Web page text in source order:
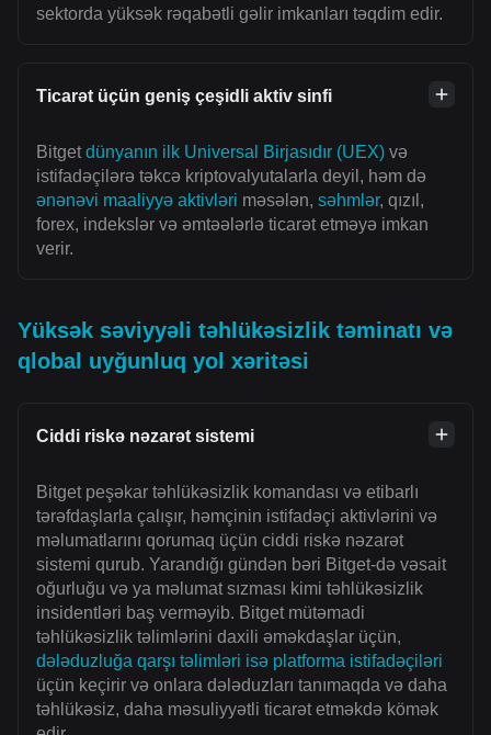
sektorda yüksək rəqabətli gəlir imkanları təqdim edir.
Ticarət üçün geniş çeşidli aktiv sinfi
Bitget dünyanın ilk Universal Birjasıdır (UEX) və
istifadəçilərə təkcə kriptovalyutalarla deyil, həm də
ənənəvi maaliyyə aktivləri məsələn, səhmlər, qızıl,
forex, indekslər və əmtəələrlə ticarət etməyə imkan
verir.
Yüksək səviyyəli təhlükəsizlik təminatı və
qlobal uyğunluq yol xəritəsi
Ciddi riskə nəzarət sistemi
Bitget peşəkar təhlükəsizlik komandası və etibarlı
tərəfdaşlarla çalışır, həmçinin istifadəçi aktivlərini və
məlumatlarını qorumaq üçün ciddi riskə nəzarət
sistemi qurub. Yarandığı gündən bəri Bitget-də vəsait
oğurluğu və ya məlumat sızması kimi təhlükəsizlik
insidentləri baş verməyib. Bitget mütəmadi
təhlükəsizlik təlimlərini daxili əməkdaşlar üçün,
dələduzluğa qarşı təlimləri isə platforma istifadəçiləri
üçün keçirir və onlara dələduzları tanımaqda və daha
təhlükəsiz, daha məsuliyyətli ticarət etməkdə kömək